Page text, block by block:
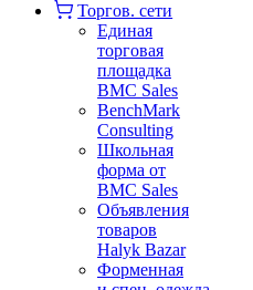
Торгов. сети
Единая
торговая
площадка
BMC Sales
BenchMark
Consulting
Школьная
форма от
BMC Sales
Объявления
товаров
Halyk Bazar
Форменная